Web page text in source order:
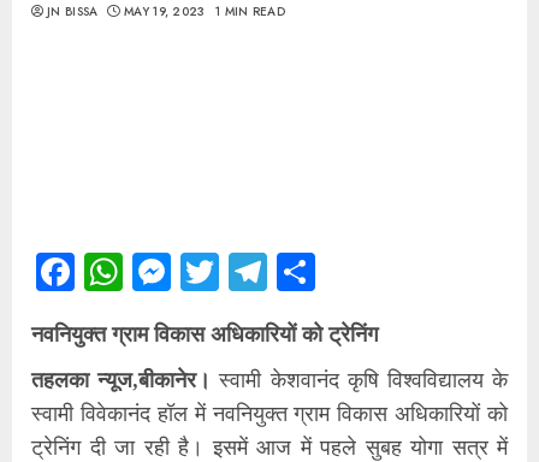
JN BISSA MAY 19, 2023 1 MIN READ
Facebook
WhatsApp
Messenger
TwitterTelegram
नवनियुक्त ग्राम विकास अधिकारियों को ट्रेनिंग
तहलका न्यूज,बीकानेर। स्वामी केशवानंद कृषि विश्वविद्यालय के
स्वामी विवेकानंद हॉल में नवनियुक्त ग्राम विकास अधिकारियों को
ट्रेनिंग दी जा रही है। इसमें आज में पहले सुबह योगा सत्र में